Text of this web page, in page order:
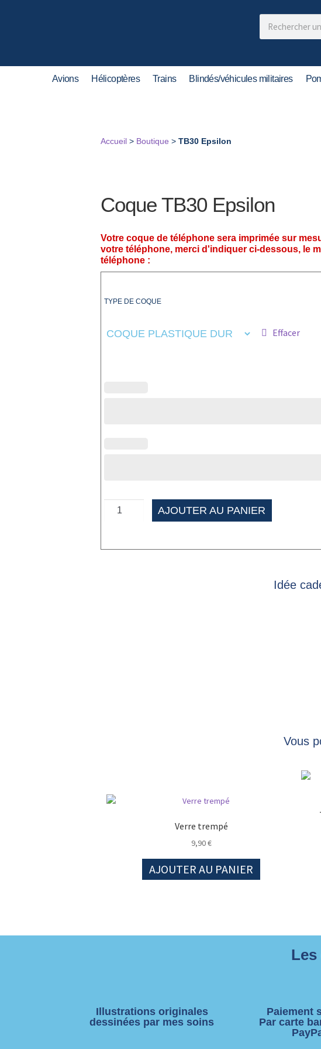
Avions Hélicoptères Trains Blindés/véhicules militaires
Accueil > Boutique > TB30 Epsilon
Coque TB30 Epsilon
Votre coque de téléphone sera imprimée sur
votre téléphone, merci d'indiquer ci-dessous, le
téléphone :
TYPE DE COQUE
Effacer
AJOUTER AU PANIER
Idée
Vous
Verre trempé
9,90€
AJOUTER AU PANIER
Illustrations originales
dessinées par mes soins
Paiement
Par carte